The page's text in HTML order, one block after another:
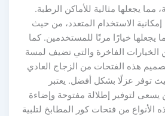
مثالية للأماكن الرطبة.
الاستخدام المتعدد، من حيث
خيارًا مرنًا للمستخدمين. كما
الفاخرة والتي تضيف لمسة
الفتحات من الزجاج العادي
عزلًا بشكل أفضل. يعتبر
إطلالة مفتوحة وإضاءة
من فتحات كور المطابخ لتلبية